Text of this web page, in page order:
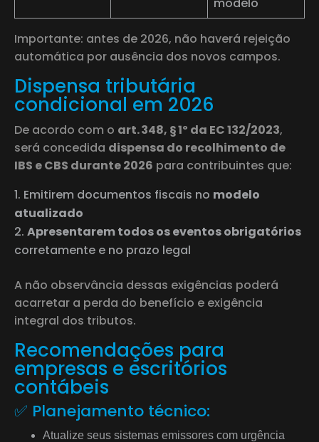
Importante: antes de 2026, não haverá rejeição
automática por ausência dos novos campos.
Dispensa tributária
condicional em 2026
De acordo com o art. 348, § 1º da EC 132/2023,
será concedida dispensa do recolhimento de
IBS e CBS durante 2026 para contribuintes que:
Emitirem documentos fiscais no modelo
atualizado
Apresentarem todos os eventos obrigatórios
corretamente e no prazo legal
A não observância dessas exigências poderá
acarretar a perda do benefício e exigência
integral dos tributos.
Recomendações para
empresas e escritórios
contábeis
✅ Planejamento técnico:
Atualize seus sistemas emissores com urgência